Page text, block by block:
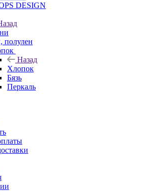
DЕSIGN
полулен
Назад
Хлопок
Бязь
Перкаль